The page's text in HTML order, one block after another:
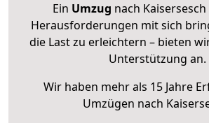
Ein Umzug nach
Herausforderungen mit sich
die Last zu erleichtern – bieten
Unterstützung an.
Wir haben mehr als 15 Jahre
Umzügen nach